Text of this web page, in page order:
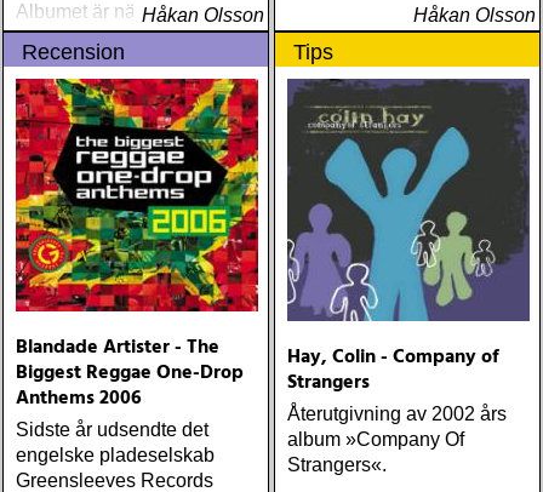
Albumet är nära, enkelt och
ärligt och handlar om
upplevelser och historier
från en ung mans liv
Håkan Olsson Håkan Olsson
Recension
Blandade Artister - The
Biggest Reggae One-Drop
Anthems 2006
Sidste år udsendte det
engelske pladeselskab
Greensleeves Records
Tips
Hay, Colin - Company of
Strangers
Återutgivning av 2002 års
album »Company Of
Strangers«.